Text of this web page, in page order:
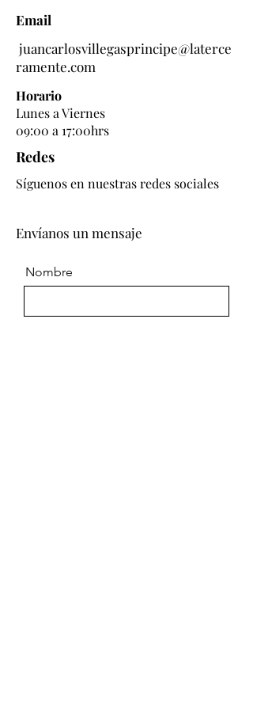
Email
juancarlosvillegasprincipe@laterce
ramente.com
Horario
Lunes a Viernes
09:00 a 17:00hrs
Redes
Síguenos en nuestras redes sociales
Envíanos un mensaje
Nombre